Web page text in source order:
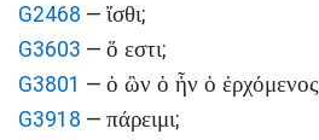
G2468 — ἴσθι;
G3603 — ὅ εστι;
G3801 — ὁ ὢν ὁ ἦν ὁ ἐρχόμενος
G3918 — πάρειμι;